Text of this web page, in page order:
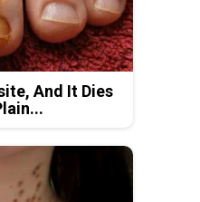
And It Dies